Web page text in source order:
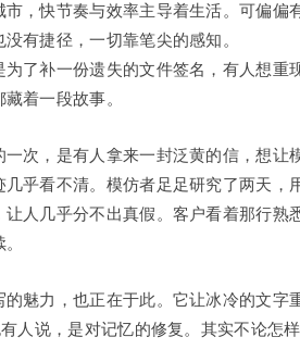
市，快节奏与效率主导着生活。可偏
有捷径，一切靠笔尖的感知。
为了补一份遗失的文件签名，有人想
着一段故事。
一次，是有人拿来一封泛黄的信，想
几乎看不清。模仿者足足研究了两天
让人几乎分不出真假。客户看着那行
的魅力，也正在于此。它让冰冷的文
有人说，是对记忆的修复。其实不论怎